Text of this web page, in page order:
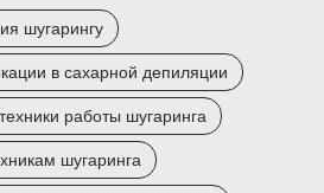
шугарингу
в сахарной депиляции
работы шугаринга
шугаринга